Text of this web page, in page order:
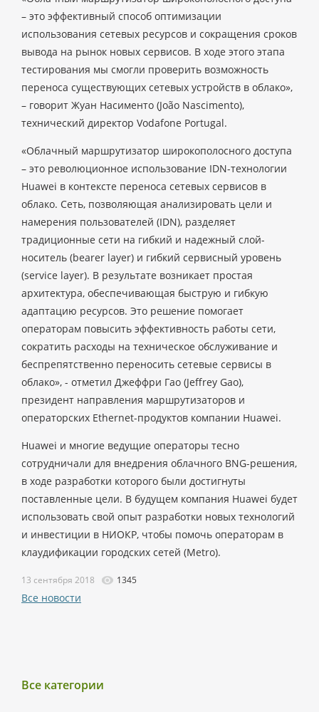
Все категории
– это эффективный способ оптимизации
использования сетевых ресурсов и сокращения сроков
вывода на рынок новых сервисов. В ходе этого этапа
тестирования мы смогли проверить возможность
переноса существующих сетевых устройств в облако»,
– говорит Жуан Насименто (João Nascimento),
технический директор Vodafone Portugal.
«Облачный маршрутизатор широкополосного доступа
– это революционное использование IDN-технологии
Huawei в контексте переноса сетевых сервисов в
облако. Сеть, позволяющая анализировать цели и
намерения пользователей (IDN), разделяет
традиционные сети на гибкий и надежный слой-
носитель (bearer layer) и гибкий сервисный уровень
(service layer). В результате возникает простая
архитектура, обеспечивающая быструю и гибкую
адаптацию ресурсов. Это решение помогает
операторам повысить эффективность работы сети,
сократить расходы на техническое обслуживание и
беспрепятственно переносить сетевые сервисы в
облако», - отметил Джеффри Гао (Jeffrey Gao),
президент направления маршрутизаторов и
операторских Ethernet-продуктов компании Huawei.
Huawei и многие ведущие операторы тесно
сотрудничали для внедрения облачного BNG-решения,
в ходе разработки которого были достигнуты
поставленные цели. В будущем компания Huawei будет
использовать свой опыт разработки новых технологий
и инвестиции в НИОКР, чтобы помочь операторам в
клаудификации городских сетей (Metro).
13 сентября 2018 1345
Все новости